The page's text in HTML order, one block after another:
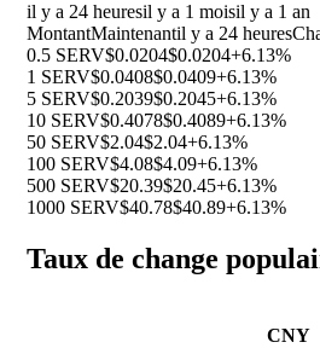
il y a 24 heuresil y a 1 moisil y a 1 an
MontantMaintenantil y a 24 heures
0.5 SERV$0.0204$0.0204+6.13%
1 SERV$0.0408$0.0409+6.13%
5 SERV$0.2039$0.2045+6.13%
10 SERV$0.4078$0.4089+6.13%
50 SERV$2.04$2.04+6.13%
100 SERV$4.08$4.09+6.13%
500 SERV$20.39$20.45+6.13%
1000 SERV$40.78$40.89+6.13%
Taux de change
CNY